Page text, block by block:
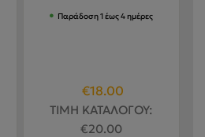
Παράδοση 1 έως 4 ημέρες
Original
price
was:
€18.00Η
τρέχουσα
ΤΙΜΗ ΚΑΤΑΛΟΓΟΥ:
€20.00